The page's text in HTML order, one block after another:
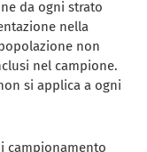
da ogni strato
nella
non
nel campione.
si applica a ogni
campionamento